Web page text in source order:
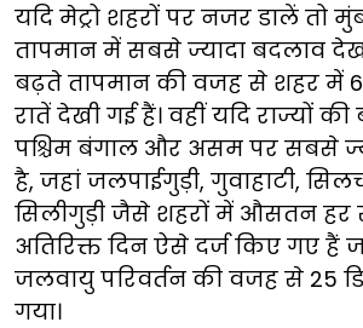
यदि मेट्रो शहरों पर नजर डालें तो
तापमान में सबसे ज्यादा बदलाव
बढ़ते तापमान की वजह से शहर में
रातें देखी गई हैं। वहीं यदि राज्यों
पश्चिम बंगाल और असम पर सबसे
है, जहां जलपाईगुड़ी, गुवाहाटी,
सिलीगुड़ी जैसे शहरों में औसतन हर
अतिरिक्त दिन ऐसे दर्ज किए गए हैं
जलवायु परिवर्तन की वजह से 25
गया।